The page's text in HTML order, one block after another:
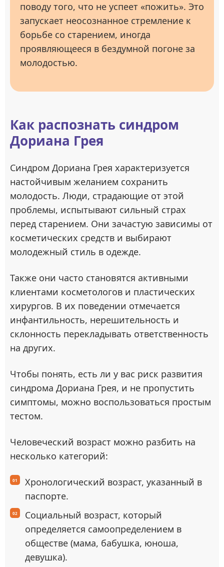
поводу того, что не успеет «пожить». Это
запускает неосознанное стремление к
борьбе со старением, иногда
проявляющееся в бездумной погоне за
молодостью.
Как распознать синдром
Дориана Грея
Синдром Дориана Грея характеризуется
настойчивым желанием сохранить
молодость. Люди, страдающие от этой
проблемы, испытывают сильный страх
перед старением. Они зачастую зависимы от
косметических средств и выбирают
молодежный стиль в одежде.
Также они часто становятся активными
клиентами косметологов и пластических
хирургов. В их поведении отмечается
инфантильность, нерешительность и
склонность перекладывать ответственность
на других.
Чтобы понять, есть ли у вас риск развития
синдрома Дориана Грея, и не пропустить
симптомы, можно воспользоваться простым
тестом.
Человеческий возраст можно разбить на
несколько категорий:
Хронологический возраст, указанный в
паспорте.
Социальный возраст, который
определяется самоопределением в
обществе (мама, бабушка, юноша,
девушка).